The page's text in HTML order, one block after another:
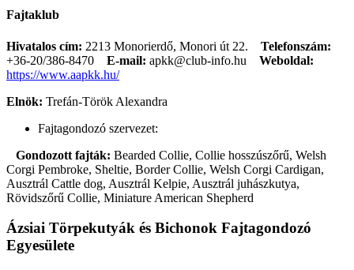
Fajtaklub
Hivatalos cím: 2213 Monorierdő, Monori út 22. Telefonszám:
+36-20/386-8470
E-mail: apkk@club-info.hu
Weboldal:
https://www.aapkk.hu/
Elnök: Trefán-Török Alexandra
Fajtagondozó szervezet:
Gondozott fajták: Bearded Collie, Collie hosszúszőrű, Welsh
Corgi Pembroke, Sheltie, Border Collie, Welsh Corgi Cardigan,
Ausztrál Cattle dog, Ausztrál Kelpie, Ausztrál juhászkutya,
Rövidszőrű Collie, Miniature American Shepherd
Ázsiai Törpekutyák és Bichonok Fajtagondozó
Egyesülete